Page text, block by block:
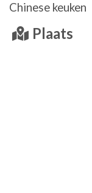
Chinese keuken
Plaats